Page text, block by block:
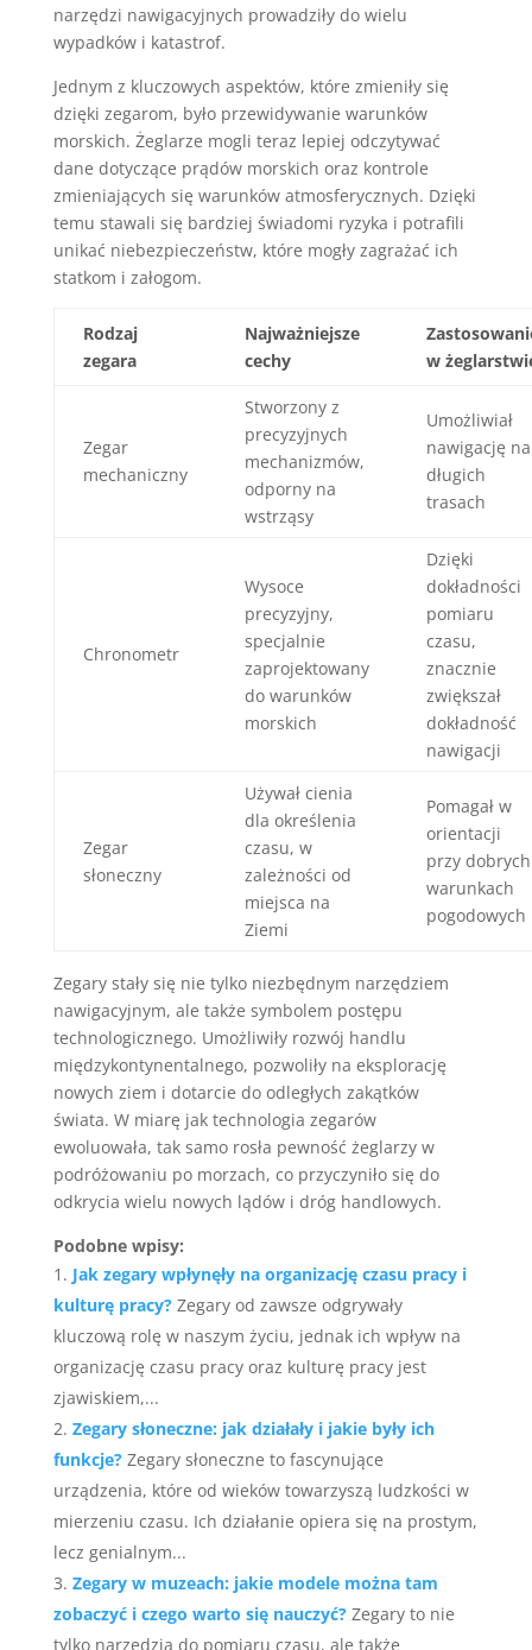
narzędzi nawigacyjnych prowadziły do wielu
wypadków i katastrof.
Jednym z kluczowych aspektów, które zmieniły się
dzięki zegarom, było przewidywanie warunków
morskich. Żeglarze mogli teraz lepiej odczytywać
dane dotyczące prądów morskich oraz kontrole
zmieniających się warunków atmosferycznych. Dzięki
temu stawali się bardziej świadomi ryzyka i potrafili
unikać niebezpieczeństw, które mogły zagrażać ich
statkom i załogom.
Rodzaj
zegara
Najważniejsze
cechy
w
Zegar
mechaniczny
Stworzony z
precyzyjnych
mechanizmów,
odporny na
wstrząsy
Umożliwiał
nawigację na
długich
trasach
Chronometr
Wysoce
precyzyjny,
specjalnie
zaprojektowany
do warunków
morskich
Dzięki
dokładności
pomiaru
czasu,
znacznie
zwiększał
dokładność
nawigacji
Zegar
słoneczny
Używał cienia
dla określenia
czasu, w
zależności od
miejsca na
Ziemi
Pomagał w
orientacji
przy dobrych
warunkach
pogodowych
Zegary stały się nie tylko niezbędnym narzędziem
nawigacyjnym, ale także symbolem postępu
technologicznego. Umożliwiły rozwój handlu
międzykontynentalnego, pozwoliły na eksplorację
nowych ziem i dotarcie do odległych zakątków
świata. W miarę jak technologia zegarów
ewoluowała, tak samo rosła pewność żeglarzy w
podróżowaniu po morzach, co przyczyniło się do
odkrycia wielu nowych lądów i dróg handlowych.
Podobne wpisy:
Jak zegary wpłynęły na organizację czasu pracy i
kulturę pracy? Zegary od zawsze odgrywały
kluczową rolę w naszym życiu, jednak ich wpływ na
organizację czasu pracy oraz kulturę pracy jest
zjawiskiem,...
Zegary słoneczne: jak działały i jakie były ich
funkcje? Zegary słoneczne to fascynujące
urządzenia, które od wieków towarzyszą ludzkości w
mierzeniu czasu. Ich działanie opiera się na prostym,
lecz genialnym...
Zegary w muzeach: jakie modele można tam
zobaczyć i czego warto się nauczyć? Zegary to nie
tylko narzędzia do pomiaru czasu, ale także